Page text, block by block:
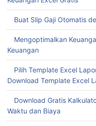
Buat Slip Gaji Otomatis
Mengoptimalkan
Keuangan
Pilih Template Excel
Download Template Excel
Download Gratis
Waktu dan Biaya